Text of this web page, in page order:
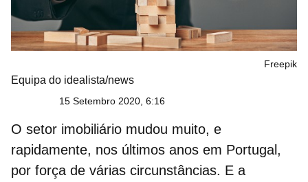
Freepik
Equipa do idealista/news
15 Setembro 2020, 6:16
O setor imobiliário mudou muito, e
rapidamente, nos últimos anos em Portugal,
por força de várias circunstâncias. E a